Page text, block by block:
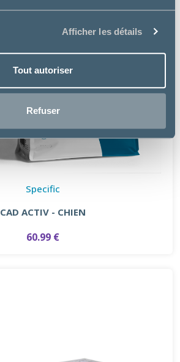
Afficher les détails
Tout autoriser
Refuser
Specific
CAD ACTIV - CHIEN
60.99 €